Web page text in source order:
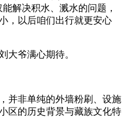
解决积水、溅水的问题，
，以后咱们出行就更安心
爷满心期待。
非单纯的外墙粉刷、设施
区的历史背景与藏族文化特